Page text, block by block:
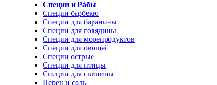
Специи и Рáбы
Специи барбекю
Специи для баранины
Специи для говядины
Специи для морепродуктов
Специи для овощей
Специи острые
Специи для птицы
Специи для свинины
Перец и соль